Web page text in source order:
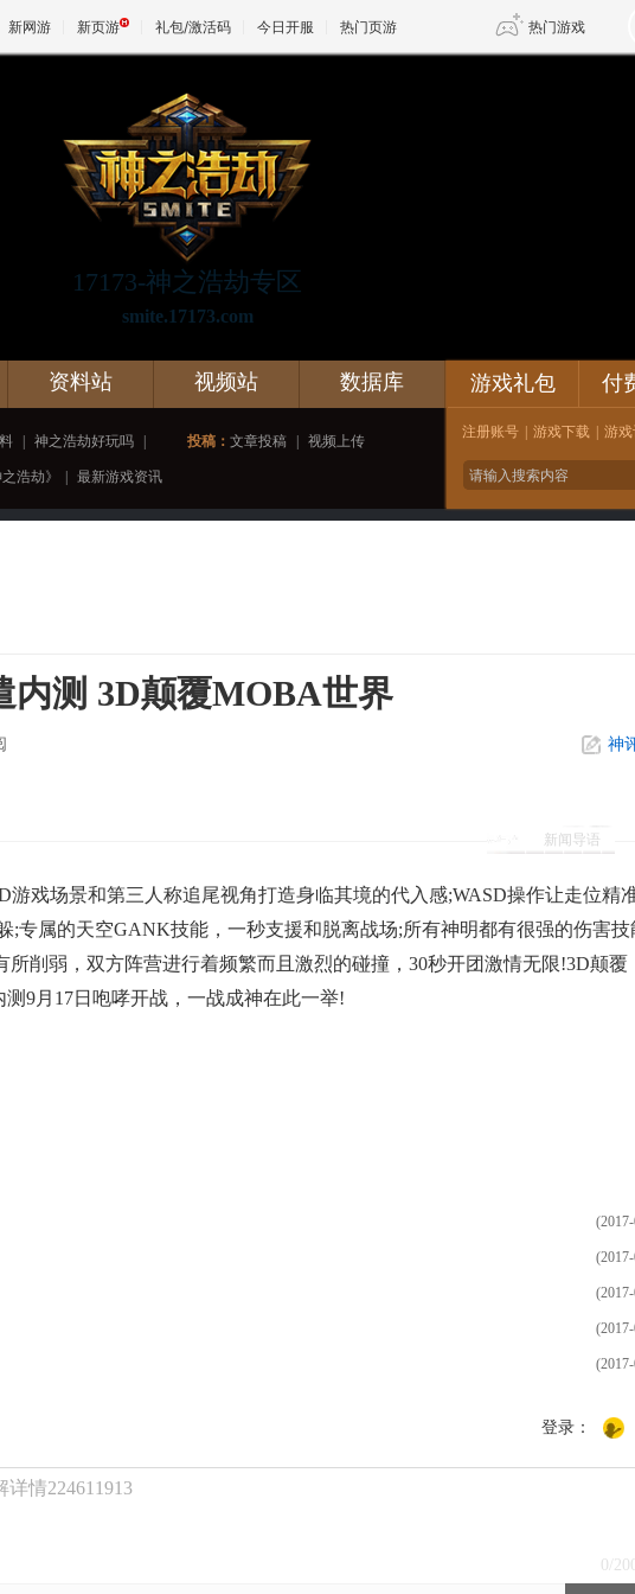
新网游 新页游 礼包/激活码 今日开服 热门页游 热门游戏
17173-神之浩劫专区
smite.17173.com
资料站 视频站 数据库 论坛
神之浩劫好玩吗 投稿： 文章投稿 视频上传
浩劫》 最新游戏资讯
游戏礼包 付
注册账号 游戏下载 游戏
内测 3D颠覆MOBA世界
神
新闻导语
场景和第三人称追尾视角打造身临其境的代入感;WASD操作让走位精
;专属的天空GANK技能，一秒支援和脱离战场;所有神明都有很强的伤害技
削弱，双方阵营进行着频繁而且激烈的碰撞，30秒开团激情无限!3D颠覆
9月17日咆哮开战，一战成神在此一举!
登录：
情224611913
0 /